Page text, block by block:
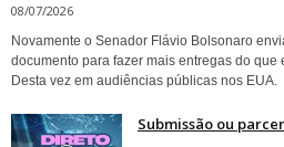
08/07/2026
Novamente o Senador Flávio Bolsonaro
documento para fazer mais entregas do que
Desta vez em audiências públicas nos EUA.
Submissão ou